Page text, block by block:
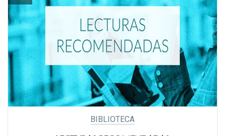
BIBLIOTECA